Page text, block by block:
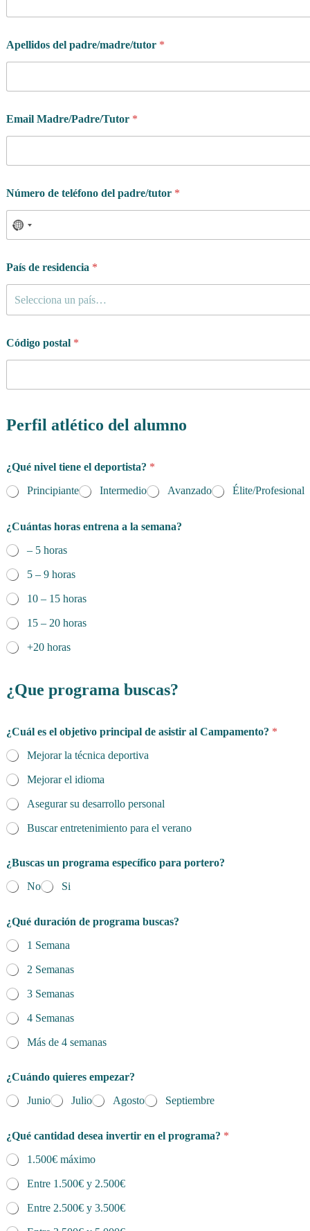
r
t
N
m
t
r
n
Apellidos del padre/madre/tutor *
Email Madre/Padre/Tutor *
Número de teléfono del padre/tutor *
País de residencia *
Selecciona un país…
Código postal *
Perfil atlético del alumno
¿Qué nivel tiene el deportista? *
Principiante
Intermedio Avanzado Élite/Profesional
¿Cuántas horas entrena a la semana?
– 5 horas
5 – 9 horas
10 – 15 horas
15 – 20 horas
+20 horas
¿Que programa buscas?
¿Cuál es el objetivo principal de asistir al Campamento? *
Mejorar la técnica deportiva
Mejorar el idioma
Asegurar su desarrollo personal
Buscar entretenimiento para el verano
¿Buscas un programa específico para portero?
No
Si
¿Qué duración de programa buscas?
1 Semana
2 Semanas
3 Semanas
4 Semanas
Más de 4 semanas
¿Cuándo quieres empezar?
Junio
Julio Agosto Septiembre
¿Qué cantidad desea invertir en el programa? *
1.500€ máximo
Entre 1.500€ y 2.500€
Entre 2.500€ y 3.500€